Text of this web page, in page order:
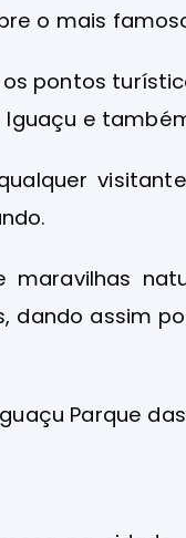
o mais
pontos
Iguaçu e
maravilhas
dando assim